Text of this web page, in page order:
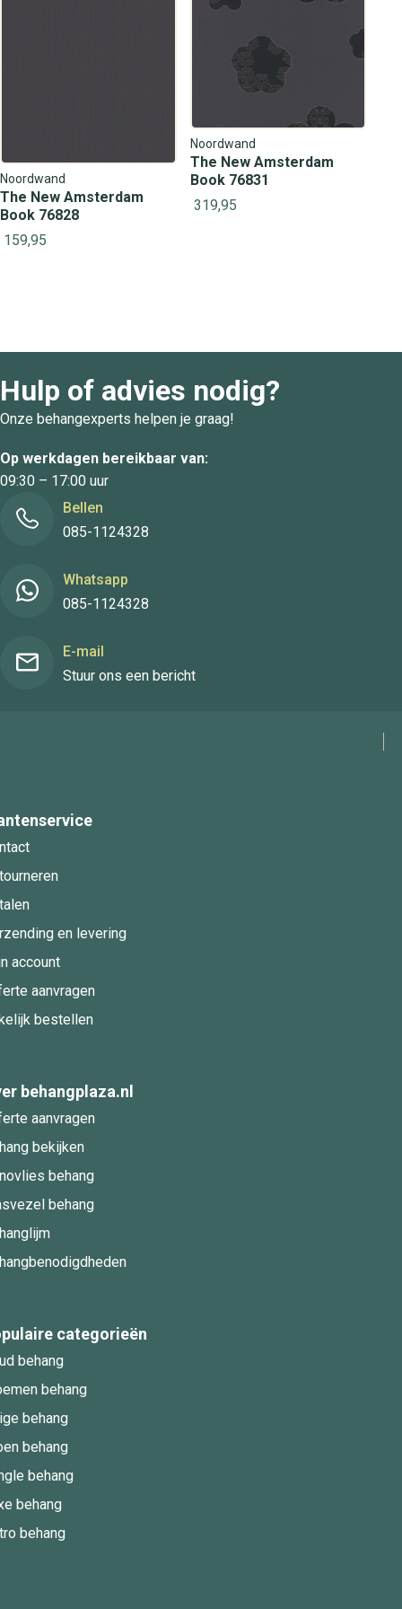
Noordwand
The New Amsterdam
Book 76828
159,95
Noordwand
The New Amsterdam
Book 76831
319,95
Hulp of advies nodig?
Onze behangexperts helpen je graag!
Op werkdagen bereikbaar van:
09:30 – 17:00 uur
Bellen
085-1124328
Whatsapp
085-1124328
E-mail
Stuur ons een bericht
en levering
account
aanvragen
bestellen
behangplaza.nl
aanvragen
bekijken
behang
behang
categorieën
behang
behang
behang
behang
behang
behang
behang